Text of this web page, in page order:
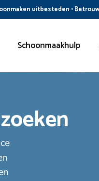
uitbesteden •
Schoonmaakhulp